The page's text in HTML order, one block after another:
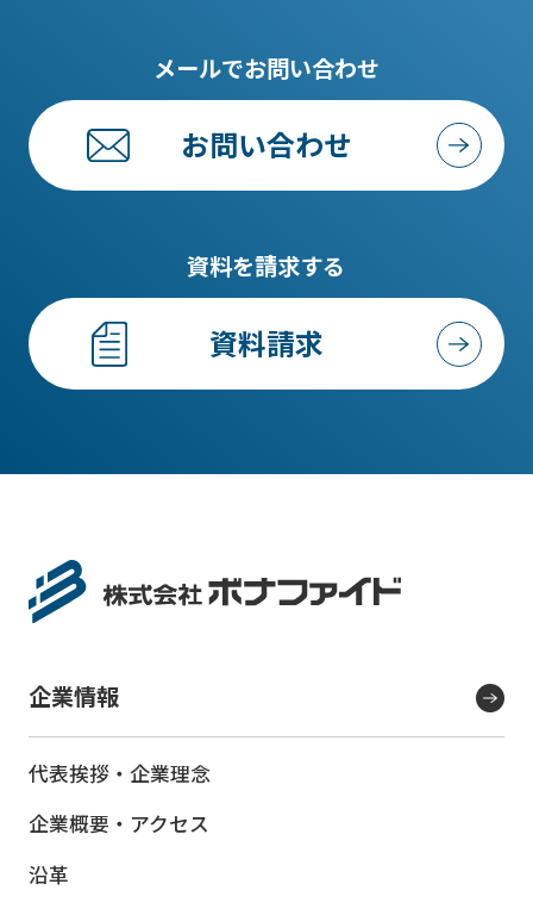
メールでお問い合わせ
お問い合わせ
資料を請求する
資料請求
企業情報
代表挨拶・企業理念
企業概要・アクセス
沿革